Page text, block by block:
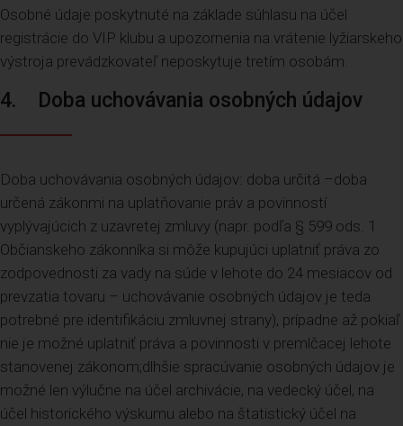
Osobné údaje poskytnuté na základe súhlasu na účel
registrácie do VIP klubu a upozornenia na vrátenie lyžiarskeho
výstroja prevádzkovateľ neposkytuje tretím osobám.
4. Doba uchovávania osobných údajov
Doba uchovávania osobných údajov: doba určitá –doba
určená zákonmi na uplatňovanie práv a povinností
vyplývajúcich z uzavretej zmluvy (napr. podľa § 599 ods. 1
Občianskeho zákonníka si môže kupujúci uplatniť práva zo
zodpovednosti za vady na súde v lehote do 24 mesiacov od
prevzatia tovaru – uchovávanie osobných údajov je teda
potrebné pre identifikáciu zmluvnej strany), prípadne až pokiaľ
nie je možné uplatniť práva a povinnosti v premlčacej lehote
stanovenej zákonom;dlhšie spracúvanie osobných údajov je
možné len výlučne na účel archivácie, na vedecký účel, na
účel historického výskumu alebo na štatistický účel na